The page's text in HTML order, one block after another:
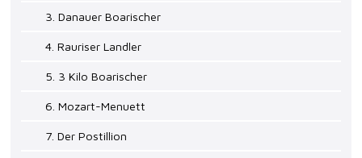
3. Danauer Boarischer
4. Rauriser Landler
5. 3 Kilo Boarischer
6. Mozart-Menuett
7. Der Postillion